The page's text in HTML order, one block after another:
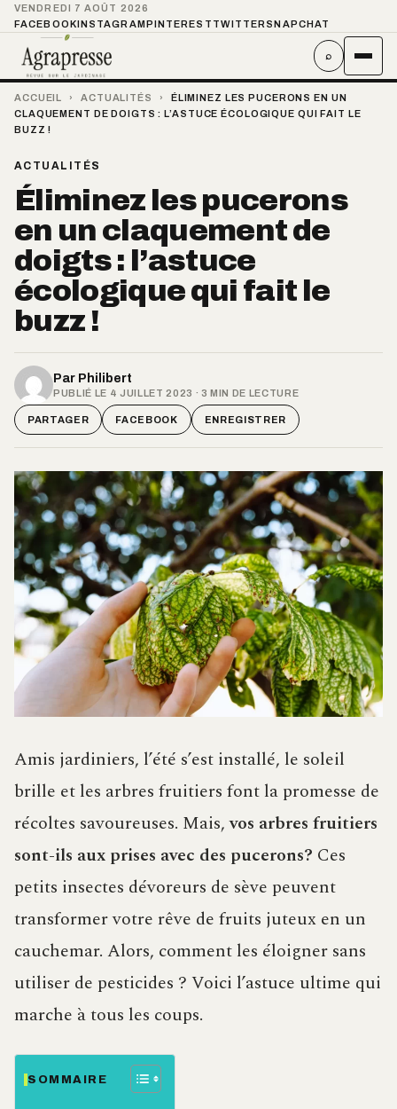
VENDREDI 7 AOÛT 2026
FACEBOOKINSTAGRAMPINTEREST TWITTER SNAPCHAT
⌕
ACCUEIL › ACTUALITÉS ›
ÉLIMINEZ LES PUCERONS EN UN
CLAQUEMENT DE DOIGTS : L’ASTUCE ÉCOLOGIQUE QUI FAIT LE
BUZZ !
ACTUALITÉS
Éliminez les pucerons
en un claquement de
doigts : l’astuce
écologique qui fait le
buzz !
Par Philibert
PUBLIÉ LE 4 JUILLET 2023 · 3 MIN DE LECTURE
PARTAGER FACEBOOK ENREGISTRER
Amis jardiniers, l’été s’est installé, le soleil
brille et les arbres fruitiers font la promesse de
récoltes savoureuses. Mais,vos arbres fruitiers
sont-ils aux prises avec des pucerons? Ces
petits insectes dévoreurs de sève peuvent
transformer votre rêve de fruits juteux en un
cauchemar. Alors, comment les éloigner sans
utiliser de pesticides ? Voici l’astuce ultime qui
marche à tous les coups.
SOMMAIRE